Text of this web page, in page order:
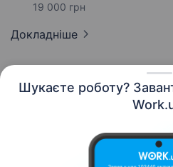
Шукаєте роботу?
19 000 грн
Докладніше